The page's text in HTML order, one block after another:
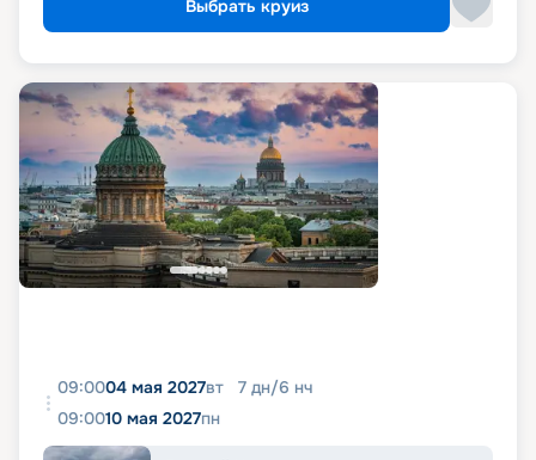
Выбрать круиз
09:0004 мая 2027вт 7 дн/6 нч
09:0010 мая 2027пн